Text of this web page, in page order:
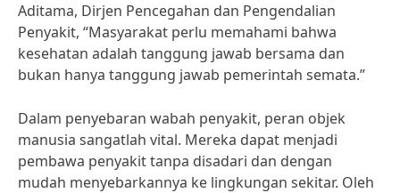
Aditama, Dirjen Pencegahan dan Pengendalian
Penyakit, “Masyarakat perlu memahami bahwa
kesehatan adalah tanggung jawab bersama dan
bukan hanya tanggung jawab pemerintah semata.”
Dalam penyebaran wabah penyakit, peran objek
manusia sangatlah vital. Mereka dapat menjadi
pembawa penyakit tanpa disadari dan dengan
mudah menyebarkannya ke lingkungan sekitar. Oleh